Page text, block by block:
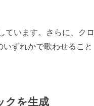
ています。さらに、クロ
ずれかで歌わせること
クを生成